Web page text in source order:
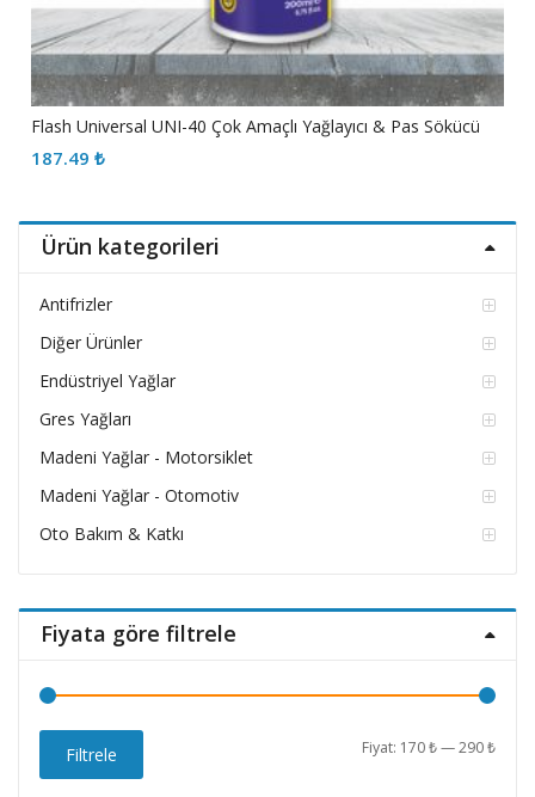
Flash Universal UNI-40 Çok Amaçlı Yağlayıcı & Pas Sökücü
187.49 ₺
Ürün kategorileri
Antifrizler
Diğer Ürünler
Endüstriyel Yağlar
Gres Yağları
Madeni Yağlar - Motorsiklet
Madeni Yağlar - Otomotiv
Oto Bakım & Katkı
Fiyata göre filtrele
En
En
Filtrele Fiyat: 170 ₺—290 ₺